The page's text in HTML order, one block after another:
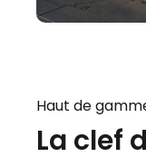
Haut de
La clef